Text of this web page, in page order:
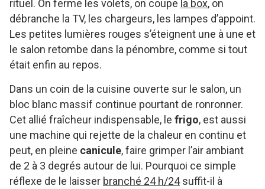
rituel. On ferme les volets, on coupe la box, on
débranche la TV, les chargeurs, les lampes d’appoint.
Les petites lumières rouges s’éteignent une à une et
le salon retombe dans la pénombre, comme si tout
était enfin au repos.
Dans un coin de la cuisine ouverte sur le salon, un
bloc blanc massif continue pourtant de ronronner.
Cet allié fraîcheur indispensable, le frigo, est aussi
une machine qui rejette de la chaleur en continu et
peut, en pleine canicule, faire grimper l’air ambiant
de 2 à 3 degrés autour de lui. Pourquoi ce simple
réflexe de le laisser branché 24 h/24suffit-il à